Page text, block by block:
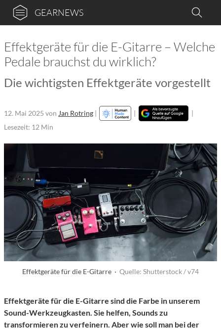
GEARNEWS
Effektgeräte für die E-Gitarre – Welche
Pedale brauchst du wirklich?
Die wichtigsten Effektgeräte vorgestellt
12. Mai 2025 von Jan Rotring | |
|
Lesezeit: 12 Min
Effektgeräte für die E-Gitarre · Quelle: Shutterstock / v74
Effektgeräte für die E-Gitarre sind die Farbe in unserem
Sound-Werkzeugkasten. Sie helfen, Sounds zu
transformieren zu verfeinern. Aber wie soll man bei der